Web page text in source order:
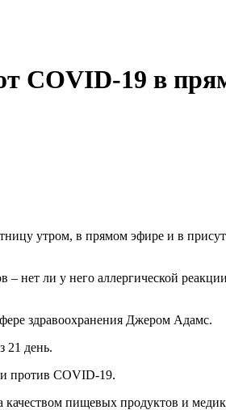
COVID-19 в
утром, в прямом эфире и в
– нет ли у него аллергической
здравоохранения Джером Адамс.
21 день.
против COVID-19.
качеством пищевых продуктов и